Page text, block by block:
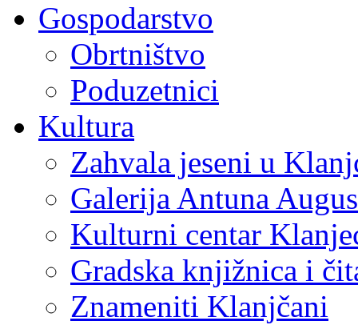
Gospodarstvo
Obrtništvo
Poduzetnici
Kultura
Zahvala jeseni u
Galerija Antuna
Kulturni centar
Gradska knjižnica i
Znameniti Klanjčani